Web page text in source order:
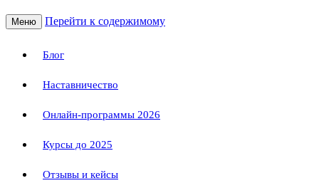
Меню Перейти к содержимому
Блог
Наставничество
Онлайн-программы 2026
Курсы до 2025
Отзывы и кейсы